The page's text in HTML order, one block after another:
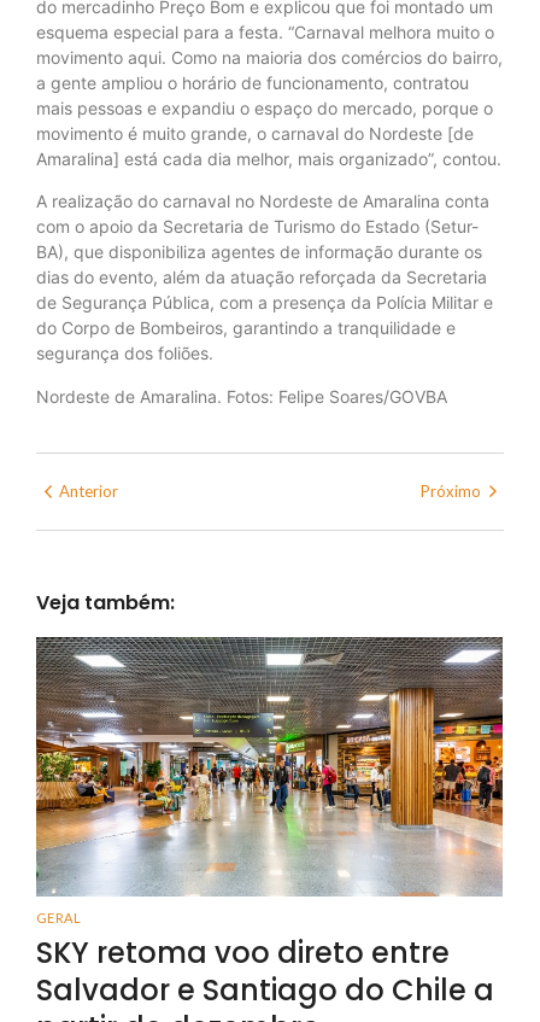
do mercadinho Preço Bom e explicou que foi montado um
esquema especial para a festa. “Carnaval melhora muito o
movimento aqui. Como na maioria dos comércios do bairro,
a gente ampliou o horário de funcionamento, contratou
mais pessoas e expandiu o espaço do mercado, porque o
movimento é muito grande, o carnaval do Nordeste [de
Amaralina] está cada dia melhor, mais organizado”, contou.
A realização do carnaval no Nordeste de Amaralina conta
com o apoio da Secretaria de Turismo do Estado (Setur-
BA), que disponibiliza agentes de informação durante os
dias do evento, além da atuação reforçada da Secretaria
de Segurança Pública, com a presença da Polícia Militar e
do Corpo de Bombeiros, garantindo a tranquilidade e
segurança dos foliões.
Nordeste de Amaralina. Fotos: Felipe Soares/GOVBA
Anterior Próximo
Veja também:
GERAL
SKY retoma voo direto entre
Salvador e Santiago do Chile a